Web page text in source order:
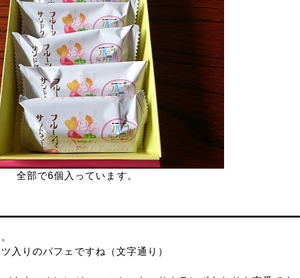
全部で6個入っています。
入りのパフェですね（文字通り）